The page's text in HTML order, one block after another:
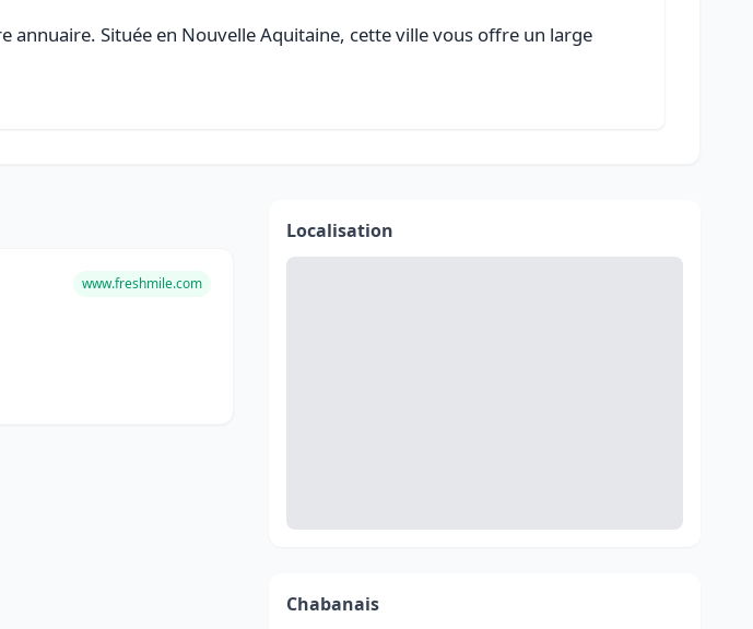
annuaire. Située en Nouvelle Aquitaine, cette ville vous offre un large
www.freshmile.com
Localisation
Chabanais